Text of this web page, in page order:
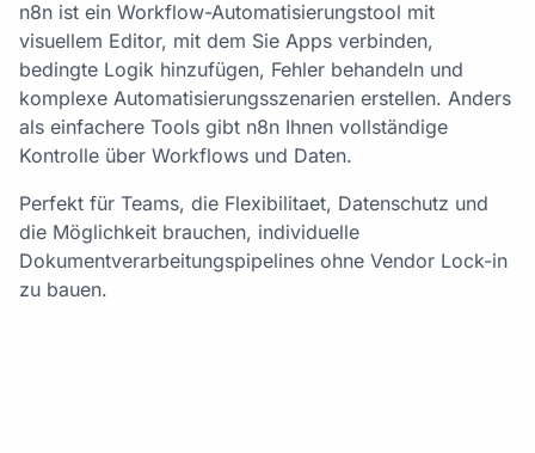
n8n ist ein Workflow-Automatisierungstool mit
visuellem Editor, mit dem Sie Apps verbinden,
bedingte Logik hinzufügen, Fehler behandeln und
komplexe Automatisierungsszenarien erstellen. Anders
als einfachere Tools gibt n8n Ihnen vollständige
Kontrolle über Workflows und Daten.
Perfekt für Teams, die Flexibilitaet, Datenschutz und
die Möglichkeit brauchen, individuelle
Dokumentverarbeitungspipelines ohne Vendor Lock-in
zu bauen.